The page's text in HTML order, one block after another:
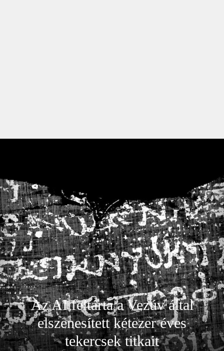
Az AI feltárta a Vezúv által
elszenesített kétezer éves
tekercsek titkait